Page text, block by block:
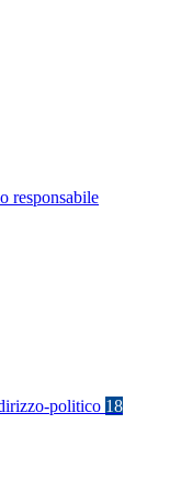
responsabile
politico 18